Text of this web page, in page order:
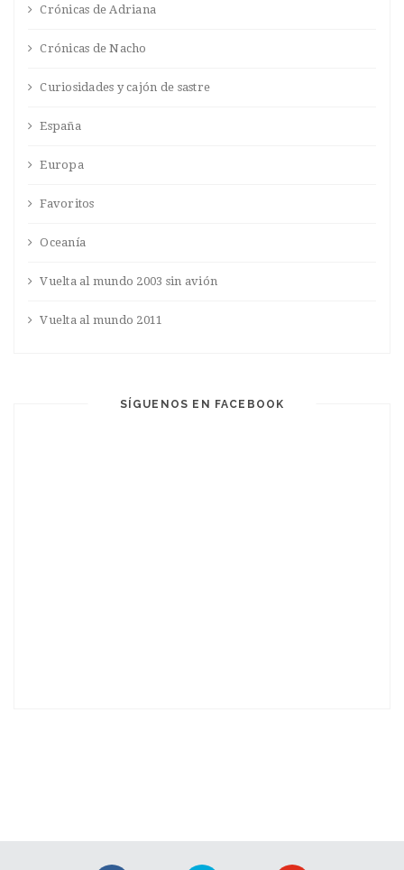
Crónicas de Adriana
Crónicas de Nacho
Curiosidades y cajón de sastre
España
Europa
Favoritos
Oceanía
Vuelta al mundo 2003 sin avión
Vuelta al mundo 2011
SÍGUENOS EN FACEBOOK